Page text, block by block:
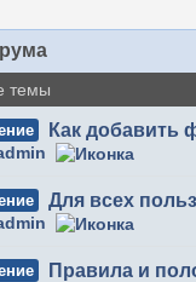
темы
Как добавить
Для всех
Правила и